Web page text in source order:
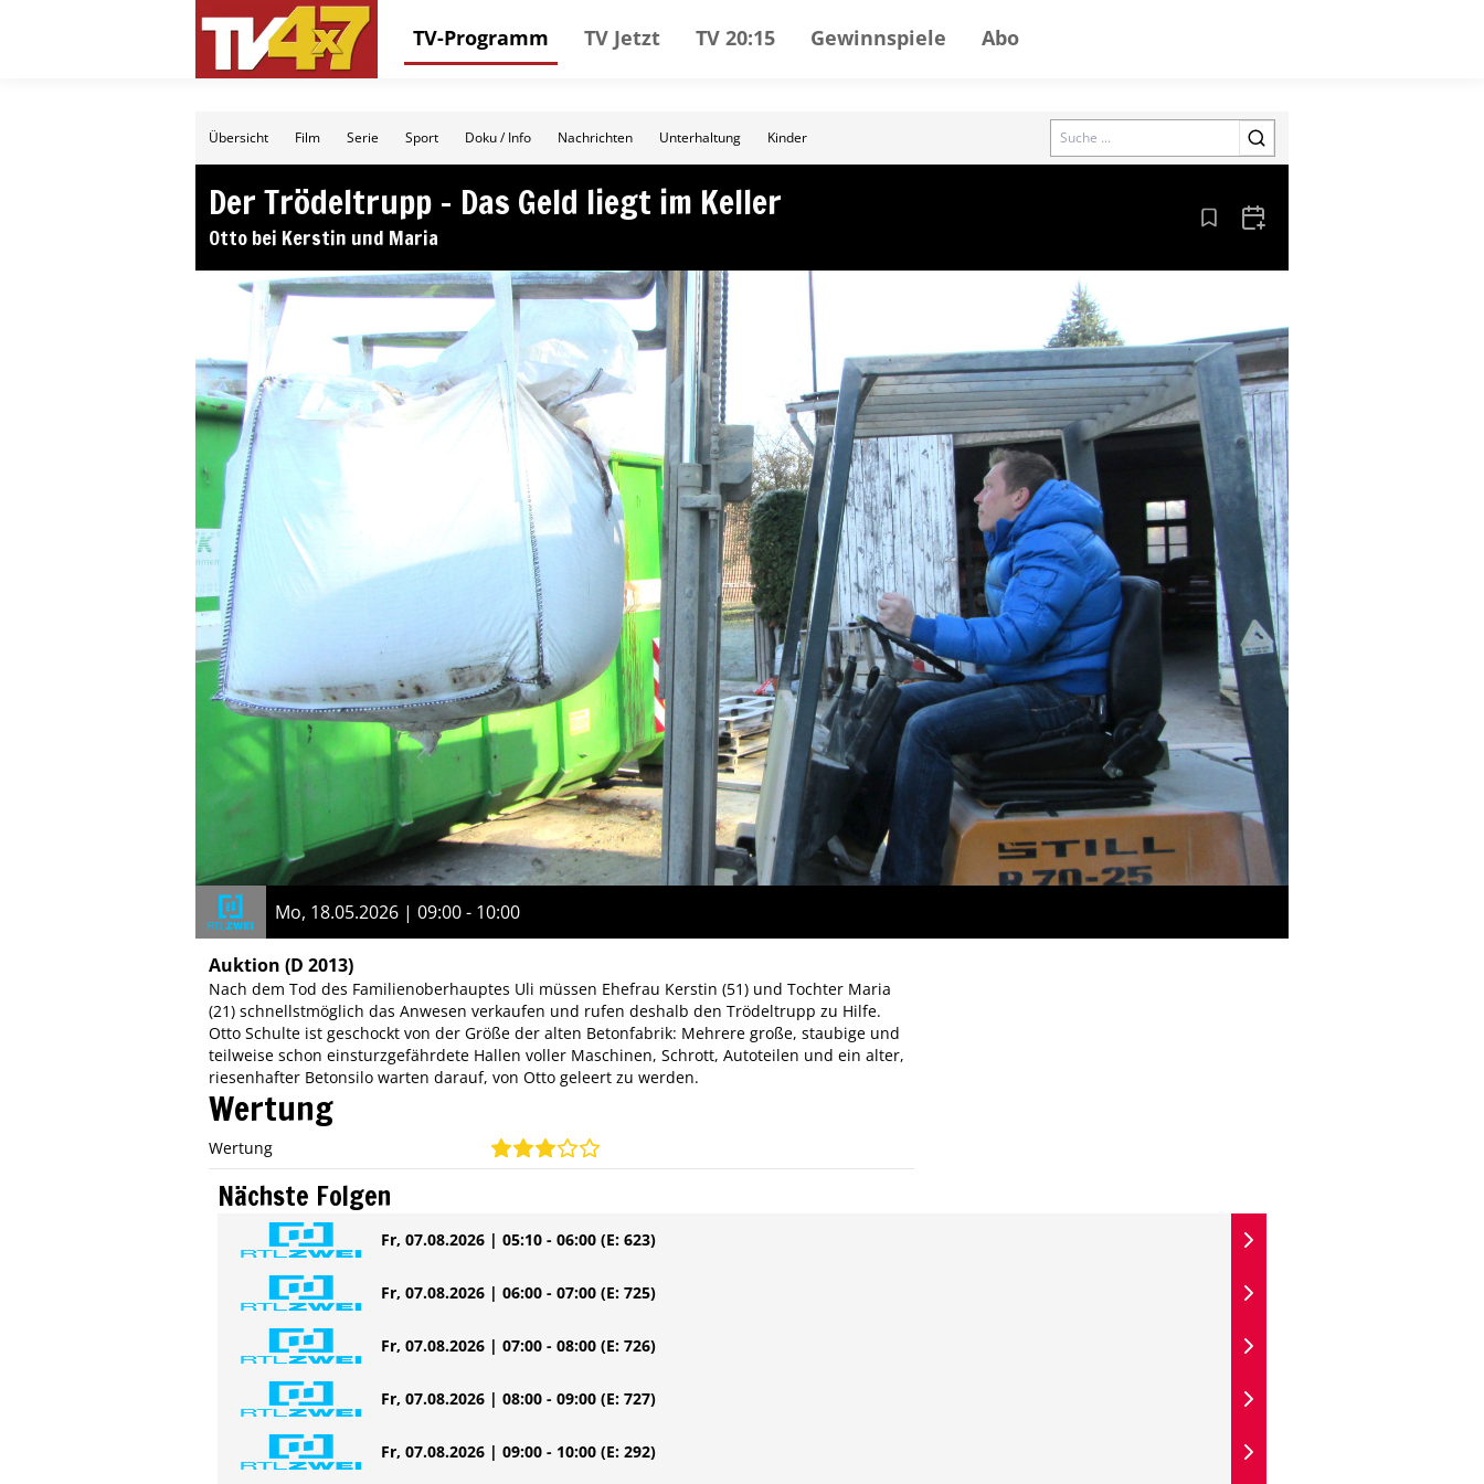
TV-Programm TV Jetzt TV 20:15 Gewinnspiele Abo
Übersicht Film Serie Sport Doku / Info Nachrichten Unterhaltung Kinder Search
Der Trödeltrupp – Das Geld liegt im Keller
Otto bei Kerstin und Maria Aus den Lesezeichen entfernen
Zum Kalender hinzufügen
Mo, 18.05.2026 | 09:00 - 10:00
Auktion (D 2013)
Nach dem Tod des Familienoberhauptes Uli müssen Ehefrau Kerstin (51) und Tochter Maria
(21) schnellstmöglich das Anwesen verkaufen und rufen deshalb den Trödeltrupp zu Hilfe.
Otto Schulte ist geschockt von der Größe der alten Betonfabrik: Mehrere große, staubige und
teilweise schon einsturzgefährdete Hallen voller Maschinen, Schrott, Autoteilen und ein alter,
riesenhafter Betonsilo warten darauf, von Otto geleert zu werden.
Wertung
Wertung
Nächste Folgen
Fr, 07.08.2026 | 05:10 - 06:00 (E: 623)
Fr, 07.08.2026 | 06:00 - 07:00 (E: 725)
Fr, 07.08.2026 | 07:00 - 08:00 (E: 726)
Fr, 07.08.2026 | 08:00 - 09:00 (E: 727)
Fr, 07.08.2026 | 09:00 - 10:00 (E: 292)